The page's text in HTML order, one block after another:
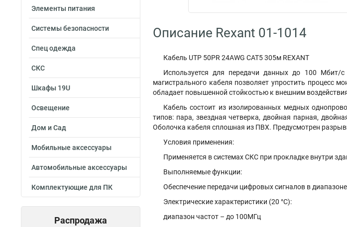
Элементы питания
Системы безопасности
Спец одежда
СКС
Шкафы 19U
Освещение
Дом и Сад
Мобильные аксессуары
Автомобильные аксессуары
Комплектующие для ПК
Распродажа
Описание Rexant 01-1014
Кабель UTP 50PR 24AWG CAT5 305м REXANT
Используется для передачи данных до 100
магистрального кабеля позволяет упростить процесс
обладает повышенной стойкостью к внешним
Кабель состоит из изолированных медных
типов: пара, звездная четверка, двойная парная,
Оболочка кабеля сплошная из ПВХ. Предусмотрен
Условия применения:
Применяется в системах СКС при прокладке внутри
Выполняемые функции:
Обеспечение передачи цифровых сигналов в
Электрические характеристики (20 °C):
диапазон частот – до 100МГц